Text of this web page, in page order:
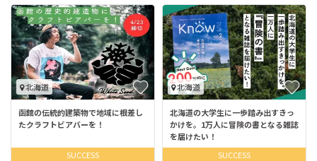
北海道
函館の伝統的建築物で地域に根差し
たクラフトビアバーを！
SUCCESS
北海道
北海道の大学生に一歩踏み出すきっ
かけを。1万人に冒険の書となる雑誌
を届けたい！
SUCCESS